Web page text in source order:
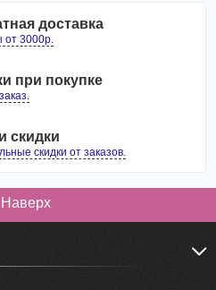
доставка
от 3000р.
при покупке
скидки
скидки от заказов.
Наверх